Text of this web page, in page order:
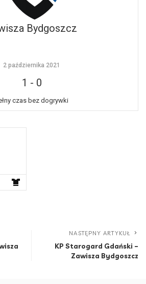
Bydgoszcz
2 października 2021
1 - 0
czas bez dogrywki
NASTĘPNY ARTYKUŁ
KP Starogard Gdański –
Zawisza Bydgoszcz